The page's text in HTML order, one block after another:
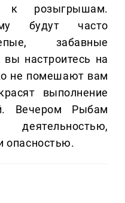
к розыгрышам.
будут часто
забавные
настроитесь на
не помешают вам
выполнение
Вечером Рыбам
опасностью.